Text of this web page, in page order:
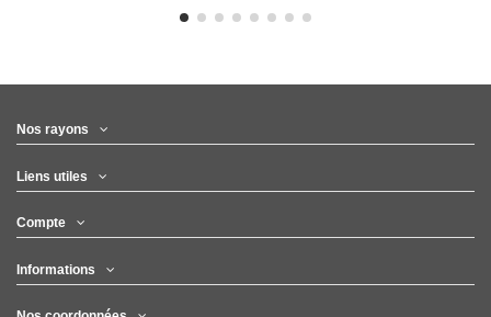
Nos rayons
Liens utiles
Compte
Informations